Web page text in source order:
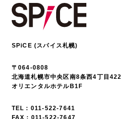
SPiCE (スパイス札幌)
〒064-0808
北海道札幌市中央区南8条西4丁目422
オリエンタルホテルB1F
TEL： 011-522-7641
FAX：011-522-7647